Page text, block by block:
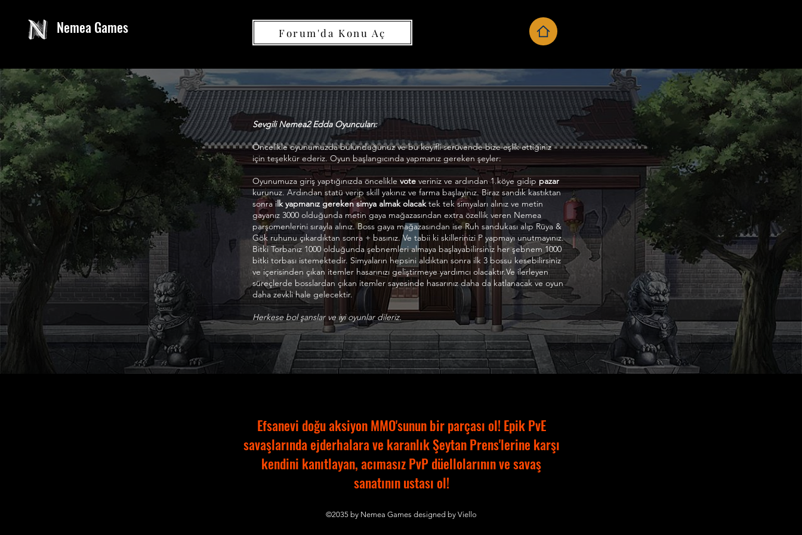
Nemea Games Forum'da Konu Aç
Sevgili Nemea2 Edda Oyuncuları:
Öncelikle oyunumuzda bulunduğunuz ve bu keyifli serüvende bize eşlik ettiğiniz
için teşekkür ederiz. Oyun başlangıcında yapmanız gereken şeyler:
Oyunumuza giriş yaptığınızda öncelikle vote veriniz ve ardından 1.köye gidip pazar
kurunuz. Ardından statü verip skill yakınız ve farma başlayınız. Biraz sandık kastıktan
sonra ilk yapmanız gereken simya almak olacaktek tek simyaları alınız ve metin
gayanız 3000 olduğunda metin gaya mağazasından extra özellik veren Nemea
parşomenlerini sırayla alınız. Boss gaya mağazasından ise Ruh sandukası alıp Rüya &
Gök ruhunu çıkardıktan sonra + basınız. Ve tabii ki skillerinizi P yapmayı unutmayınız.
Bitki Torbanız 1000 olduğunda şebnemleri almaya başlayabilirsiniz her şebnem 1000
bitki torbası istemektedir. Simyaların hepsini aldıktan sonra ilk 3 bossu kesebilirsiniz
ve içerisinden çıkan itemler hasarınızı geliştirmeye yardımcı olacaktır.Ve ilerleyen
süreçlerde bosslardan çıkan itemler sayesinde hasarınız daha da katlanacak ve oyun
daha zevkli hale gelecektir.
Herkese bol şanslar ve iyi oyunlar dileriz.
Efsanevi doğu aksiyon MMO'sunun bir parçası ol! Epik PvE
savaşlarında ejderhalara ve karanlık Şeytan Prens'lerine karşı
kendini kanıtlayan, acımasız PvP düellolarının ve savaş
sanatının ustası ol!
©2035 by Nemea Games designed by Viello